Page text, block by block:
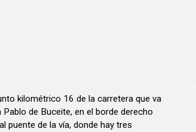
kilométrico 16 de la carretera que va
de Buceite, en el borde derecho
puente de la vía, donde hay tres